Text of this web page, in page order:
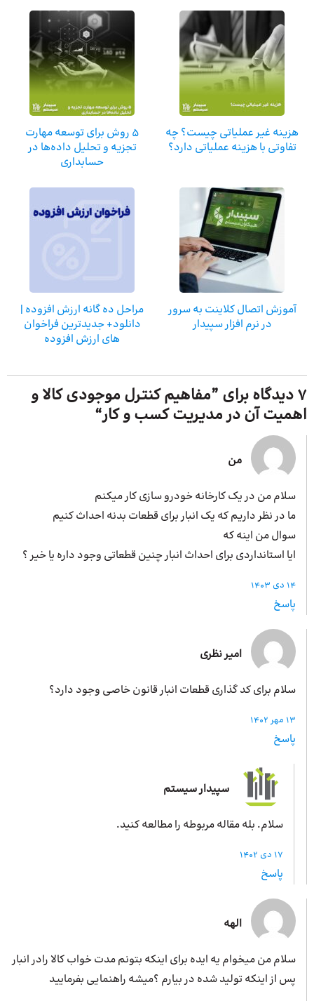
هزینه غیر عملیاتی چیست؟ چه
تفاوتی با هزینه عملیاتی دارد؟
5 روش برای توسعه مهارت
تجزیه و تحلیل داده‌ها در
حسابداری
آموزش اتصال کلاینت به سرور
در نرم افزار سپیدار
مراحل ده گانه ارزش افزوده |
دانلود+ جدیدترین فراخوان
های ارزش افزوده
7 دیدگاه برای ”
مفاهیم کنترل موجودی کالا و
اهمیت آن در مدیریت کسب و کار“
من
سلام من در یک کارخانه خودرو سازی کار میکنم
ما در نظر داریم که یک انبار برای قطعات بدنه احداث کنیم
سوال من اینه که
ایا استانداردی برای احداث انبار چنین قطعاتی وجود داره یا خیر ؟
14 دی 1403
پاسخ
امیر نظری
سلام برای کد گذاری قطعات انبار قانون خاصی وجود دارد؟
13 مهر 1402
پاسخ
سپیدار سیستم
سلام. بله مقاله مربوطه را مطالعه کنید.
17 دی 1402
پاسخ
الهه
سلام من میخوام یه ایده برای اینکه بتونم مدت خواب کالا رادر انبار
پس از اینکه تولید شده در بیارم ؟میشه راهنمایی بفرمایید